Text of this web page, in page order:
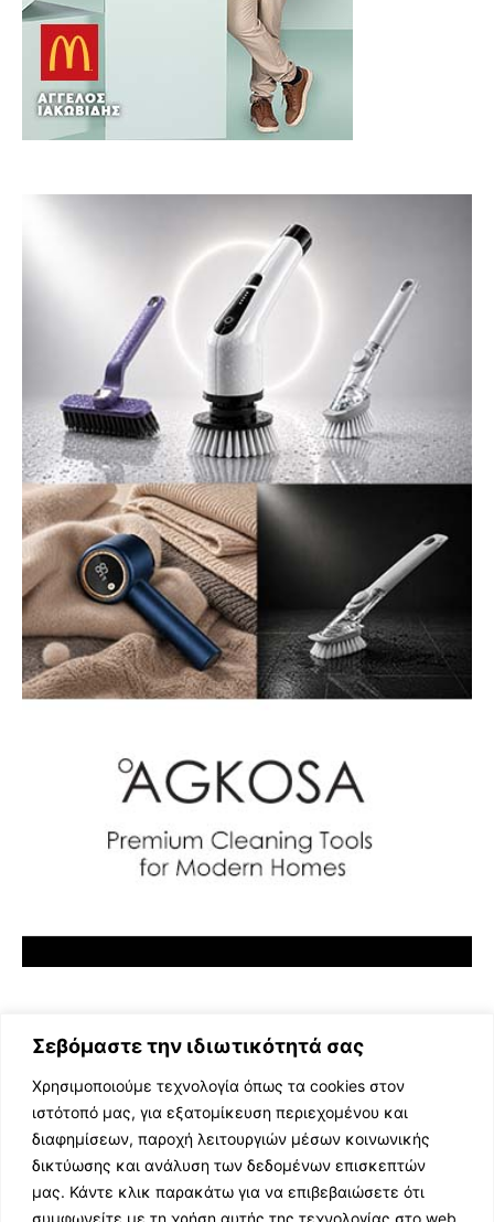
Σεβόμαστε την ιδιωτικότητά σας
Χρησιμοποιούμε τεχνολογία όπως τα cookies στον
ιστότοπό μας, για εξατομίκευση περιεχομένου και
διαφημίσεων, παροχή λειτουργιών μέσων κοινωνικής
δικτύωσης και ανάλυση των δεδομένων επισκεπτών
μας. Κάντε κλικ παρακάτω για να επιβεβαιώσετε ότι
συμφωνείτε με τη χρήση αυτής της τεχνολογίας στο web.
ΕΛΛΗΝΙΚΗ ΜΟΥΣΙΚΗ
TV SHOWS
EVENTS